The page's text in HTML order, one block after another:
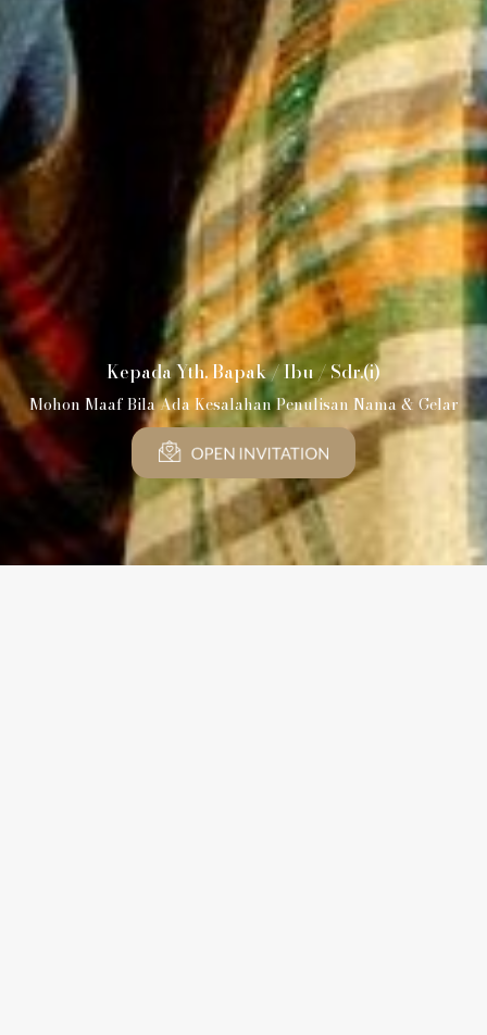
Kepada Yth. Bapak / Ibu / Sdr.(i)
Mohon Maaf Bila Ada Kesalahan Penulisan Nama & Gelar
Undangan Mapparola
Aya & Risal
16 . 07 . 26